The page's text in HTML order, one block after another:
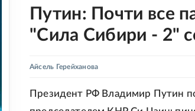
Путин: Почти все
"Сила Сибири - 2"
Айсель Герейханова
Президент РФ Владимир Путин